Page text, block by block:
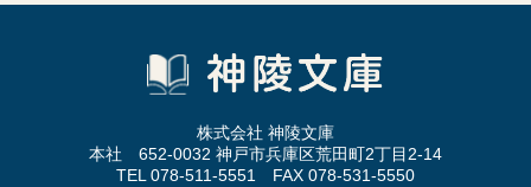
株式会社 神陵文庫
本社 652-0032 神戸市兵庫区荒田町2丁目2-14
TEL 078-511-5551 FAX 078-531-5550